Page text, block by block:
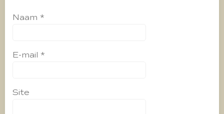
Naam *
E-mail *
Site